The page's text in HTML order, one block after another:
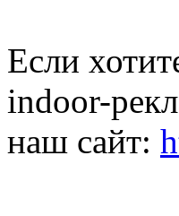
Если
indoor-
наш сайт: